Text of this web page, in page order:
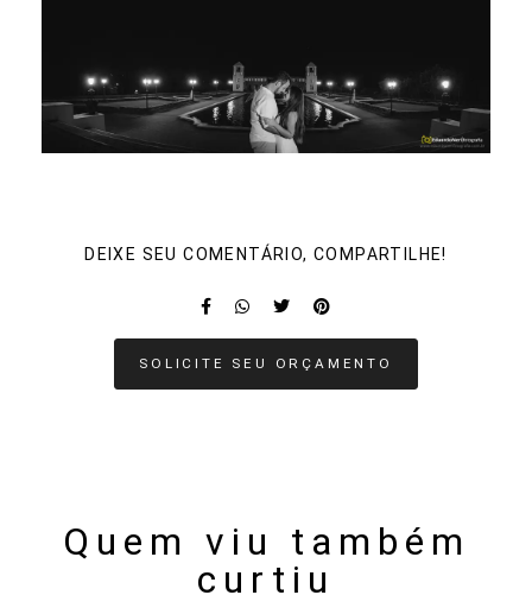
DEIXE SEU COMENTÁRIO, COMPARTILHE!
SOLICITE SEU ORÇAMENTO
Quem viu também
curtiu